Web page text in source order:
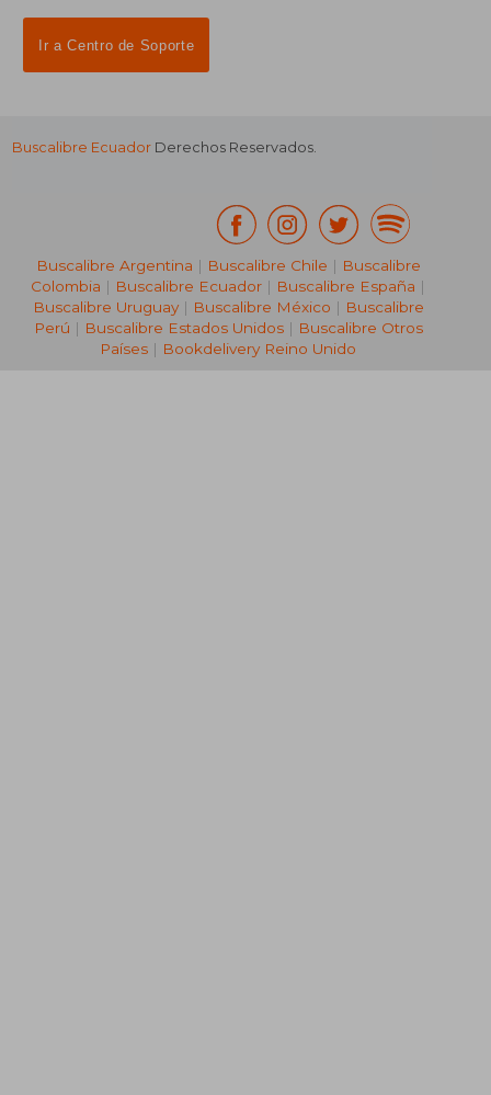
Ir a Centro de Soporte
Buscalibre Ecuador Derechos Reservados.
Buscalibre Argentina | Buscalibre Chile | Buscalibre
Colombia | Buscalibre Ecuador | Buscalibre España |
Buscalibre Uruguay| Buscalibre México | Buscalibre
Perú | Buscalibre Estados Unidos| Buscalibre Otros
Países | Bookdelivery Reino Unido